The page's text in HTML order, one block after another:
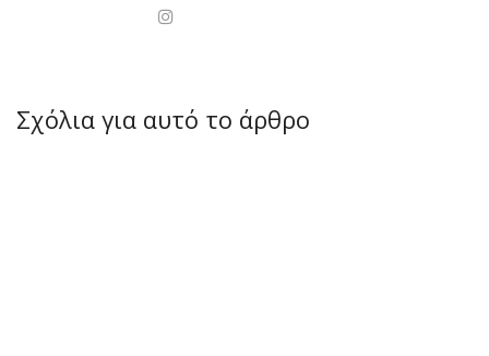
Σχόλια για αυτό το άρθρο